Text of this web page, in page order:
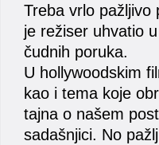
Treba vrlo pažljivo
je režiser uhvatio
čudnih poruka.
U hollywoodskim
kao i tema koje
tajna o našem
sadašnjici. No